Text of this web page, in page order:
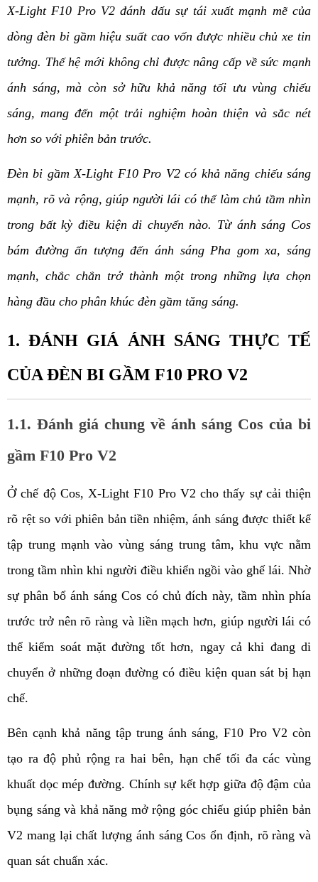
X-Light F10 Pro V2 đánh dấu sự tái xuất mạnh mẽ của
dòng đèn bi gầm hiệu suất cao vốn được nhiều chủ xe tin
tưởng. Thế hệ mới không chỉ được nâng cấp về sức mạnh
ánh sáng, mà còn sở hữu khả năng tối ưu vùng chiếu
sáng, mang đến một trải nghiệm hoàn thiện và sắc nét
hơn so với phiên bản trước.
Đèn bi gầm X-Light F10 Pro V2 có khả năng chiếu sáng
mạnh, rõ và rộng, giúp người lái có thể làm chủ tầm nhìn
trong bất kỳ điều kiện di chuyển nào. Từ ánh sáng Cos
bám đường ấn tượng đến ánh sáng Pha gom xa, sáng
mạnh, chắc chắn trở thành một trong những lựa chọn
hàng đầu cho phân khúc đèn gầm tăng sáng.
1. ĐÁNH GIÁ ÁNH SÁNG THỰC TẾ
CỦA ĐÈN BI GẦM F10 PRO V2
1.1. Đánh giá chung về ánh sáng Cos của bi
gầm F10 Pro V2
Ở chế độ Cos, X-Light F10 Pro V2 cho thấy sự cải thiện
rõ rệt so với phiên bản tiền nhiệm, ánh sáng được thiết kế
tập trung mạnh vào vùng sáng trung tâm, khu vực nằm
trong tầm nhìn khi người điều khiển ngồi vào ghế lái. Nhờ
sự phân bổ ánh sáng Cos có chủ đích này, tầm nhìn phía
trước trở nên rõ ràng và liền mạch hơn, giúp người lái có
thể kiểm soát mặt đường tốt hơn, ngay cả khi đang di
chuyển ở những đoạn đường có điều kiện quan sát bị hạn
chế.
Bên cạnh khả năng tập trung ánh sáng, F10 Pro V2 còn
tạo ra độ phủ rộng ra hai bên, hạn chế tối đa các vùng
khuất dọc mép đường. Chính sự kết hợp giữa độ đậm của
bụng sáng và khả năng mở rộng góc chiếu giúp phiên bản
V2 mang lại chất lượng ánh sáng Cos ổn định, rõ ràng và
quan sát chuẩn xác.